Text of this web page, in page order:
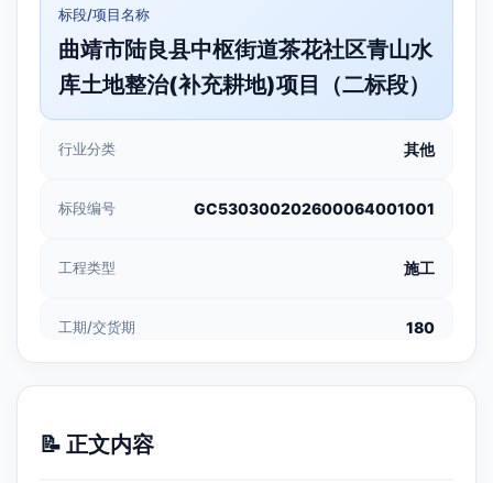
标段/项目名称
曲靖市陆良县中枢街道茶花社区青山水
库土地整治(补充耕地)项目（二标段）
行业分类 其他
标段编号 GC530300202600064001001
工程类型 施工
工期/交货期 180
📝 正文内容